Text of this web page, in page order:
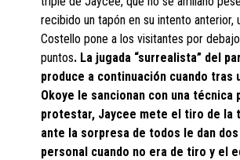
recibido un tapón en su intento anterior,
Costello pone a los visitantes por
puntos. La jugada “surrealista” del
produce a continuación cuando tras
Okoye le sancionan con una técnica
protestar, Jaycee mete el tiro de la
ante la sorpresa de todos le dan
personal cuando no era de tiro y el